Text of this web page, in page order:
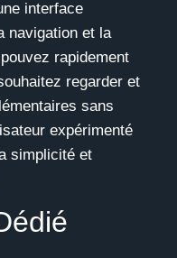
interface
navigation et la
rapidement
regarder et
sans
expérimenté
simplicité et